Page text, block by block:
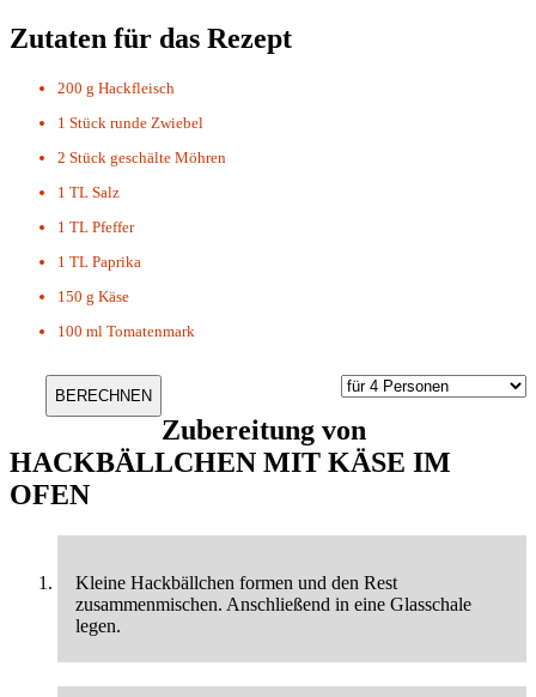
Zutaten für das Rezept
200 g Hackfleisch
1 Stück runde Zwiebel
2 Stück geschälte Möhren
1 TL Salz
1 TL Pfeffer
1 TL Paprika
150 g Käse
100 ml Tomatenmark
Zubereitung von
HACKBÄLLCHEN MIT KÄSE IM
OFEN
Kleine Hackbällchen formen und den Rest
zusammenmischen. Anschließend in eine Glasschale
legen.